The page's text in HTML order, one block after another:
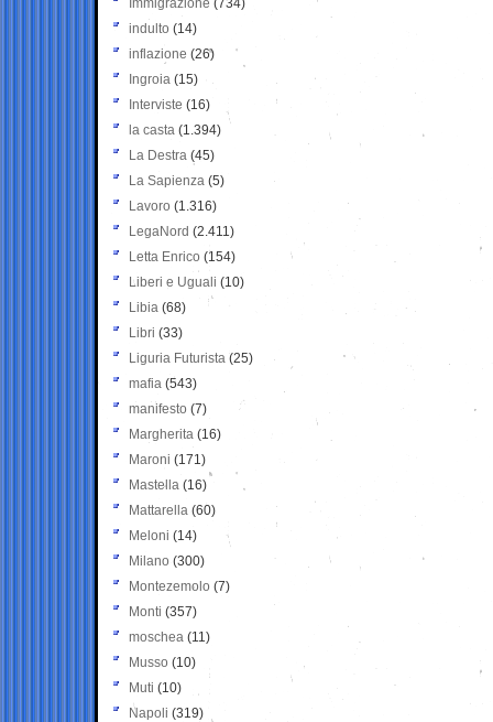
Immigrazione (734)
indulto (14)
inflazione (26)
Ingroia (15)
Interviste (16)
la casta (1.394)
La Destra (45)
La Sapienza (5)
Lavoro (1.316)
LegaNord (2.411)
Letta Enrico (154)
Liberi e Uguali (10)
Libia (68)
Libri (33)
Liguria Futurista (25)
mafia (543)
manifesto (7)
Margherita (16)
Maroni (171)
Mastella (16)
Mattarella (60)
Meloni (14)
Milano (300)
Montezemolo (7)
Monti (357)
moschea (11)
Musso (10)
Muti (10)
Napoli (319)